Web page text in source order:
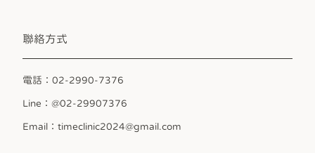
聯絡方式
電話：02-2990-7376
Line：@02-29907376
Email：timeclinic2024@gmail.com